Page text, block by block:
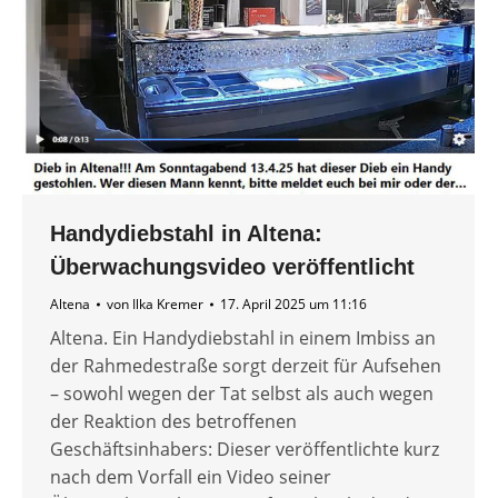
Handydiebstahl in Altena:
Überwachungsvideo veröffentlicht
Altena von Ilka Kremer 17. April 2025 um 11:16
Altena. Ein Handydiebstahl in einem Imbiss an
der Rahmedestraße sorgt derzeit für Aufsehen
– sowohl wegen der Tat selbst als auch wegen
der Reaktion des betroffenen
Geschäftsinhabers: Dieser veröffentlichte kurz
nach dem Vorfall ein Video seiner